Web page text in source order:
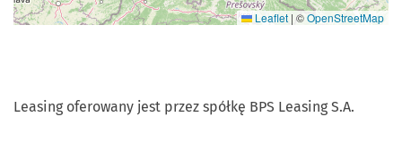
Leaflet | ©OpenStreetMap
Leasing oferowany jest przez spółkę BPS Leasing S.A.